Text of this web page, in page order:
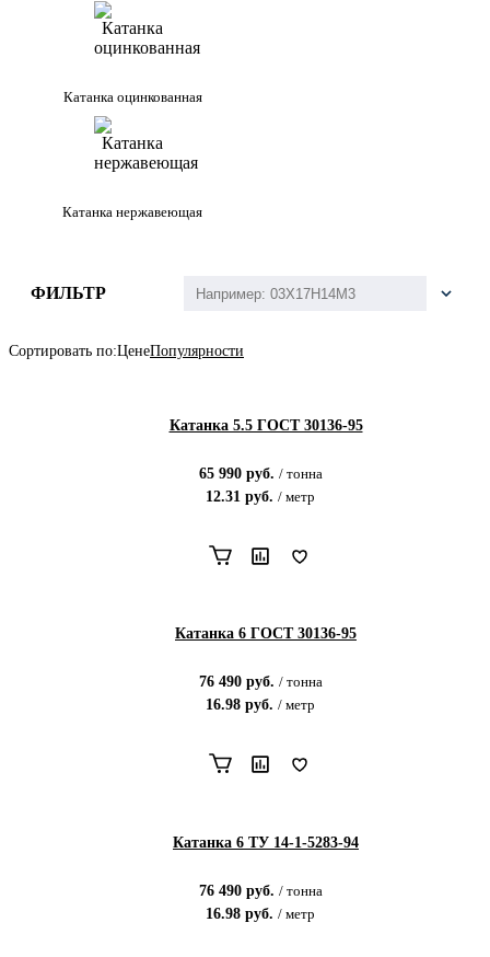
Катанка оцинкованная
Катанка нержавеющая
ФИЛЬТР
Сортировать по:ЦенеПопулярности
Катанка 5.5 ГОСТ 30136-95
65 990руб. / тонна
12.31 руб. / метр
Катанка 6 ГОСТ 30136-95
76 490руб. / тонна
16.98 руб. / метр
Катанка 6 ТУ 14-1-5283-94
76 490руб. / тонна
16.98 руб. / метр